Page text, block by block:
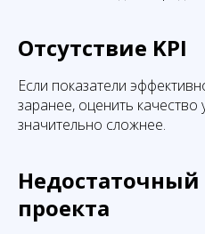
Отсутствие KPI
Если показатели
заранее, оценить качество
значительно сложнее.
Недостаточный
проекта